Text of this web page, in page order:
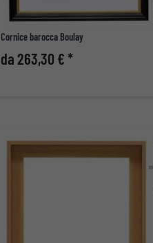
Cornice barocca Boulay
da 263,30 € *